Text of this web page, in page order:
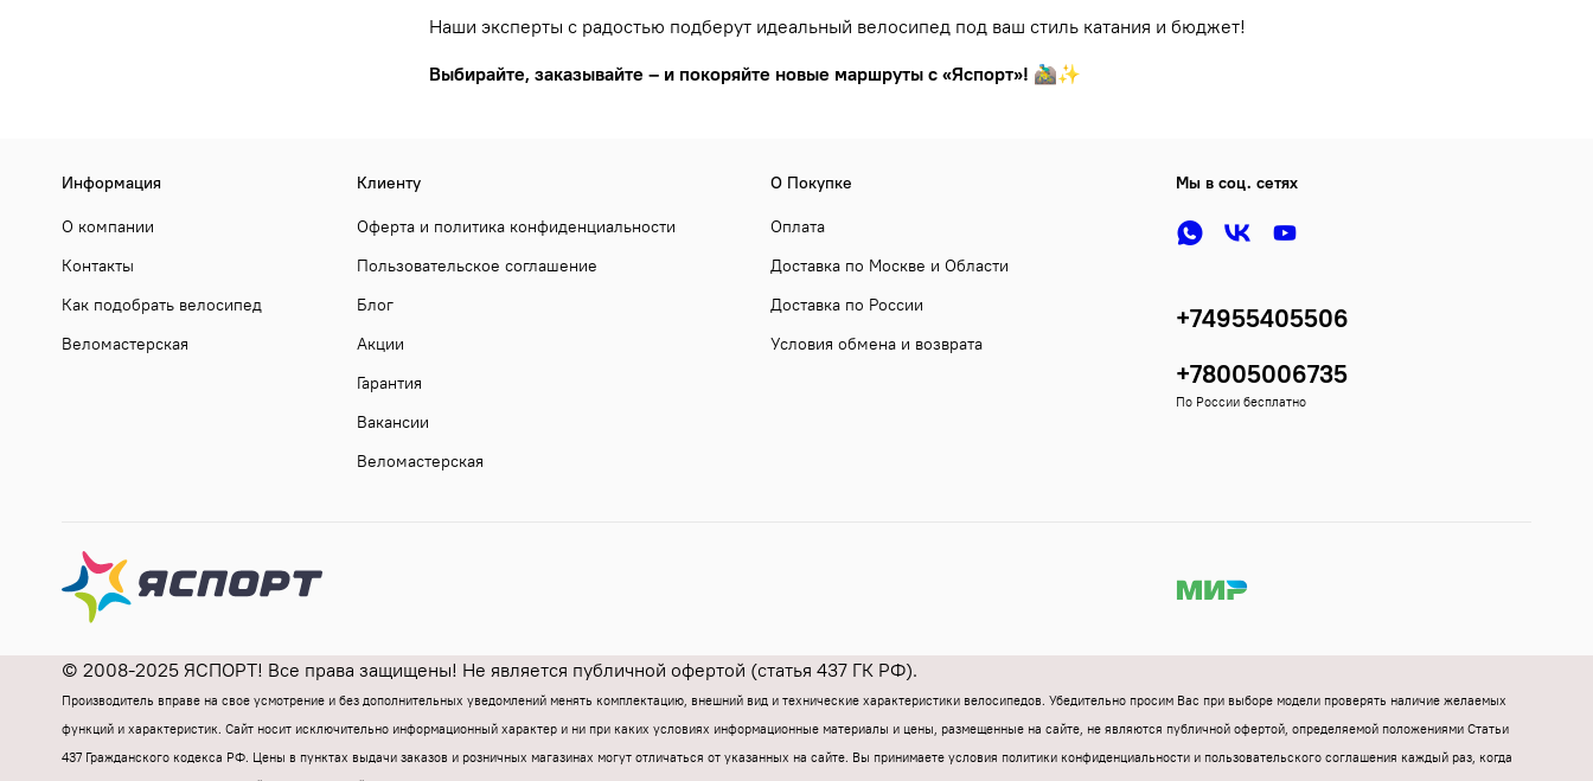
Наши эксперты с радостью подберут идеальный велосипед под ваш стиль катания и бюджет!
Выбирайте, заказывайте – и покоряйте новые маршруты с «Яспорт»! 🚵‍♂️✨
Информация
О компании
Контакты
Как подобрать велосипед
Веломастерская
Клиенту
Оферта и политика конфиденциальности
Пользовательское соглашение
Блог
Акции
Гарантия
Вакансии
Веломастерская
О Покупке
Оплата
Доставка по Москве и Области
Доставка по России
Условия обмена и возврата
Мы в соц. сетях
+74955405506
+78005006735
По России бесплатно
© 2008-2025 ЯСПОРТ! Все права защищены! Не является публичной офертой (статья 437 ГК РФ).
Производитель вправе на свое усмотрение и без дополнительных уведомлений менять комплектацию, внешний вид и технические характеристики велосипедов. Убедительно просим Вас при выборе модели проверять наличие желаемых
функций и характеристик. Cайт носит исключительно информационный характер и ни при каких условиях информационные материалы и цены, размещенные на сайте, не являются публичной офертой, определяемой положениями Статьи
437 Гражданского кодекса РФ. Цены в пунктах выдачи заказов и розничных магазинах могут отличаться от указанных на сайте. Вы принимаете условия политики конфиденциальности и пользовательского соглашения каждый раз, когда